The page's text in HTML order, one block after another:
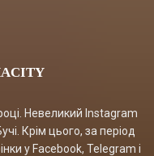
Невеликий Instagram
Крім цього, за період
у Facebook, Telegram і